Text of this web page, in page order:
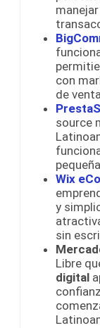
con
de
source
Wix
y
sin
Libre
digital